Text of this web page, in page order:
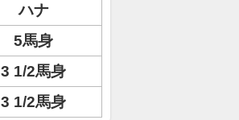
ハナ
5馬身
3 1/2馬身
3 1/2馬身